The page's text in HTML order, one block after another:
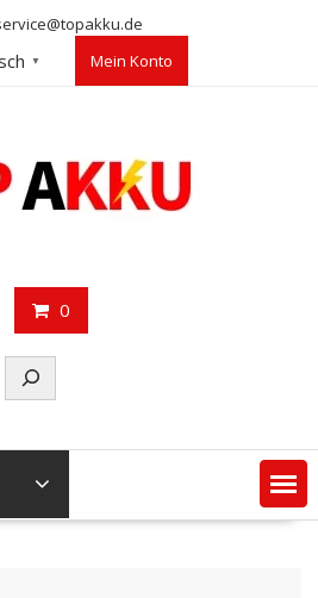
▼ Mein Konto
0